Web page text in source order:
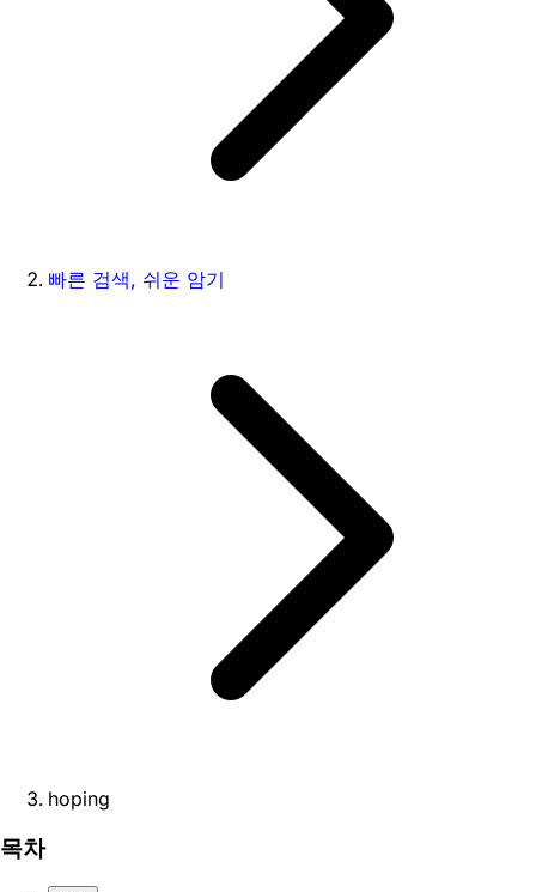
빠른 검색, 쉬운 암기
hoping
목차